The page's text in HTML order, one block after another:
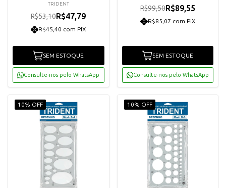
TRIDENT
R$53,10R$47,79
R$45,40 com PIX
SEM ESTOQUE
Consulte-nos pelo WhatsApp
R$99,50R$89,55
R$85,07 com PIX
SEM ESTOQUE
Consulte-nos pelo WhatsApp
10% OFF 10% OFF